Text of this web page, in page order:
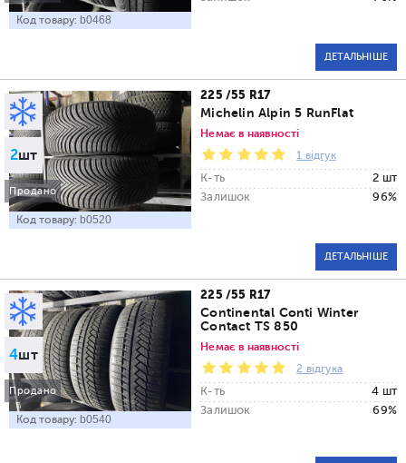
Код товару: b0468
ДЕТАЛЬНІШЕ
2шт
Продано
Код товару: b0520
225 /55 R17
Michelin Alpin 5 RunFlat
Немає в наявності
1 відгук
К-ть
2 шт
Залишок
96%
ДЕТАЛЬНІШЕ
4шт
Продано
Код товару: b0540
225 /55 R17
Continental Conti Winter
Contact TS 850
Немає в наявності
2 відгука
К-ть
4 шт
Залишок
69%